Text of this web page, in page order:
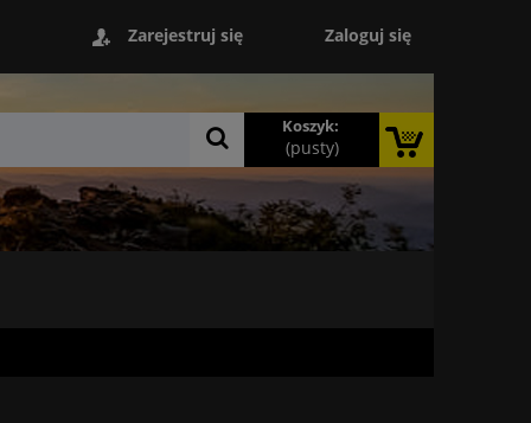
Zarejestruj się Zaloguj się
Koszyk:
(pusty)